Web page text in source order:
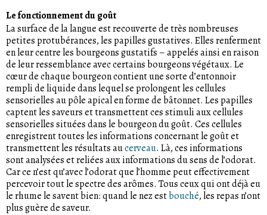
Le fonctionnement du goût
La surface de la langue est recouverte de très nombreuses
petites protubérances, les papilles gustatives. Elles renferment
en leur centre les bourgeons gustatifs – appelés ainsi en raison
de leur ressemblance avec certains bourgeons végétaux. Le
cœur de chaque bourgeon contient une sorte d’entonnoir
rempli de liquide dans lequel se prolongent les cellules
sensorielles au pôle apical en forme de bâtonnet. Les papilles
captent les saveurs et transmettent ces stimuli aux cellules
sensorielles situées dans le bourgeon du goût. Ces cellules
enregistrent toutes les informations concernant le goût et
transmettent les résultats aucerveau. Là, ces informations
sont analysées et reliées aux informations du sens de l’odorat.
Car ce n’est qu’avec l’odorat que l’homme peut effectivement
percevoir tout le spectre des arômes. Tous ceux qui ont déjà eu
le rhume le savent bien: quand le nez estbouché, les repas n’ont
plus guère de saveur.